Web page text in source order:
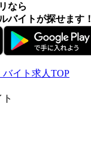
なら
バイトが探せます！
イト求人TOP